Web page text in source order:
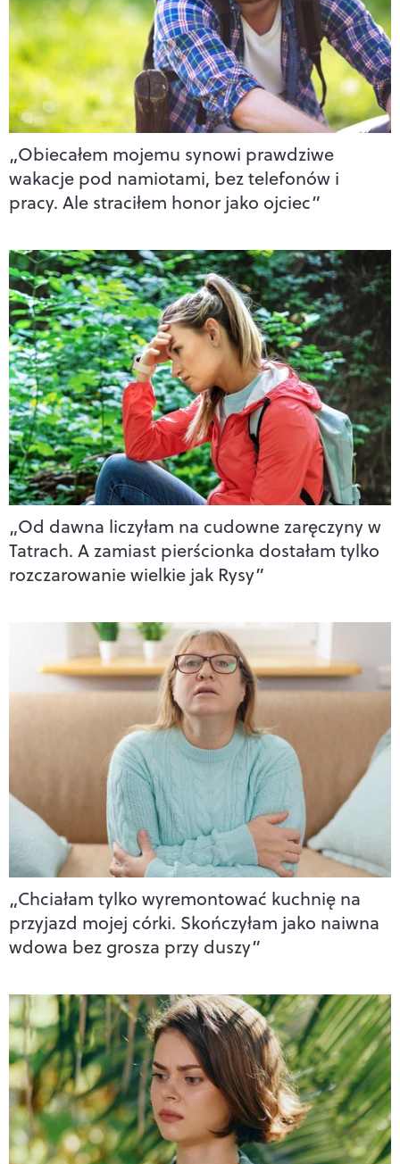
„Obiecałem mojemu synowi prawdziwe
wakacje pod namiotami, bez telefonów i
pracy. Ale straciłem honor jako ojciec”
„Od dawna liczyłam na cudowne zaręczyny w
Tatrach. A zamiast pierścionka dostałam tylko
rozczarowanie wielkie jak Rysy”
„Chciałam tylko wyremontować kuchnię na
przyjazd mojej córki. Skończyłam jako naiwna
wdowa bez grosza przy duszy”